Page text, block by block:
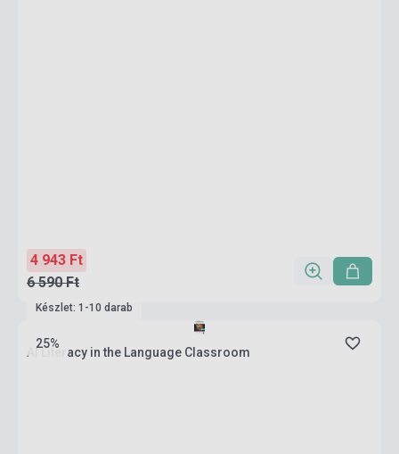
4 943 Ft
6 590 Ft
25%
Készlet: 1-10 darab
AI Literacy in the Language Classroom